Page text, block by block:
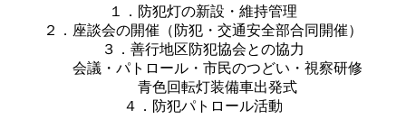
１．防犯灯の新設・維持管理
２．座談会の開催（防犯・交通安全部合同開催）
３．善行地区防犯協会との協力
会議・パトロール・市民のつどい・視察研修
青色回転灯装備車出発式
４．防犯パトロール活動